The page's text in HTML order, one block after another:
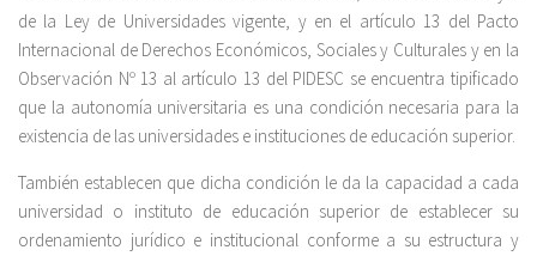
de la Ley de Universidades vigente, y en el artículo 13 del Pacto
Internacional de Derechos Económicos, Sociales y Culturales y en la
Observación Nº 13 al artículo 13 del PIDESC se encuentra tipificado
que la autonomía universitaria es una condición necesaria para la
existencia de las universidades e instituciones de educación superior.
También establecen que dicha condición le da la capacidad a cada
universidad o instituto de educación superior de establecer su
ordenamiento jurídico e institucional conforme a su estructura y